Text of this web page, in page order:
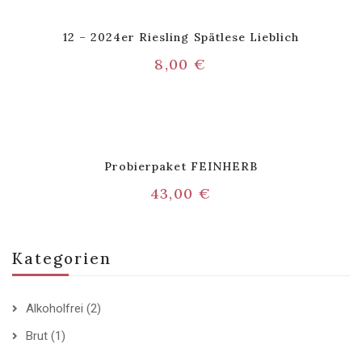
Kategorien
Alkoholfrei (2)
Brut (1)
12 – 2024er Riesling Spätlese Lieblich
8,00€
Probierpaket FEINHERB
43,00 €